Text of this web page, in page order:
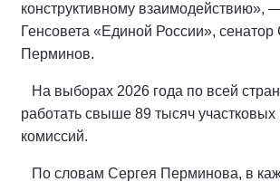
конструктивному взаимодействию»,
Генсовета «Единой России», сенатор
Перминов.
На выборах 2026 года по всей
работать свыше 89 тысяч участковых
комиссий.
По словам Сергея Перминова, в